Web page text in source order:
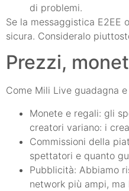
di problemi.
Se la messaggistica
sicura. Consideralo
Prezzi,
Come Mili Live guadagna
Monete e regali: gli
creatori variano: i
Commissioni della
spettatori e quanto
Pubblicità: Abbiamo
network più ampi,